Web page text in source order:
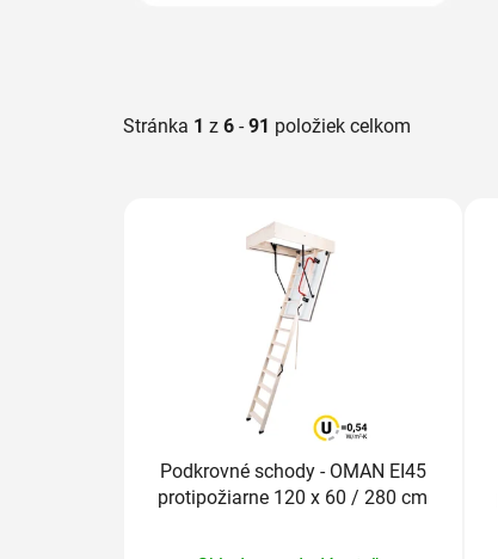
Stránka 1 z 6 -91 položiek celkom
Podkrovné schody - OMAN EI45
protipožiarne 120 x 60 / 280 cm